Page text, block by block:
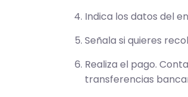
Indica los datos del
Señala si quieres
Realiza el pago.
transferencias